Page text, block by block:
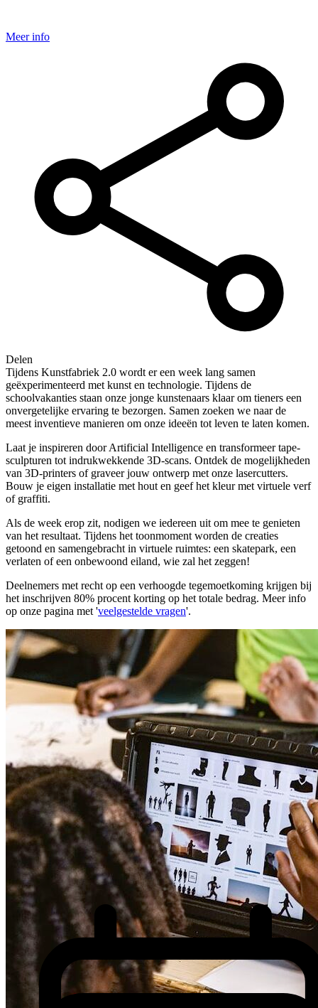
Meer info
Delen
Tijdens Kunstfabriek 2.0 wordt er een week lang samen
geëxperimenteerd met kunst en technologie. Tijdens de
schoolvakanties staan onze jonge kunstenaars klaar om tieners een
onvergetelijke ervaring te bezorgen. Samen zoeken we naar de
meest inventieve manieren om onze ideeën tot leven te laten komen.
Laat je inspireren door Artificial Intelligence en transformeer tape-
sculpturen tot indrukwekkende 3D-scans. Ontdek de mogelijkheden
van 3D-printers of graveer jouw ontwerp met onze lasercutters.
Bouw je eigen installatie met hout en geef het kleur met virtuele verf
of graffiti.
Als de week erop zit, nodigen we iedereen uit om mee te genieten
van het resultaat. Tijdens het toonmoment worden de creaties
getoond en samengebracht in virtuele ruimtes: een skatepark, een
verlaten of een onbewoond eiland, wie zal het zeggen!
Deelnemers met recht op een verhoogde tegemoetkoming krijgen bij
het inschrijven 80% procent korting op het totale bedrag. Meer info
op onze pagina met 'veelgestelde vragen'.